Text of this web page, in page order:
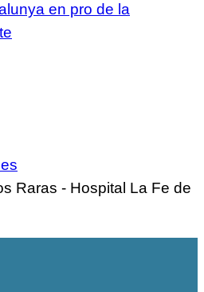
en pro de la
Raras - Hospital La Fe de